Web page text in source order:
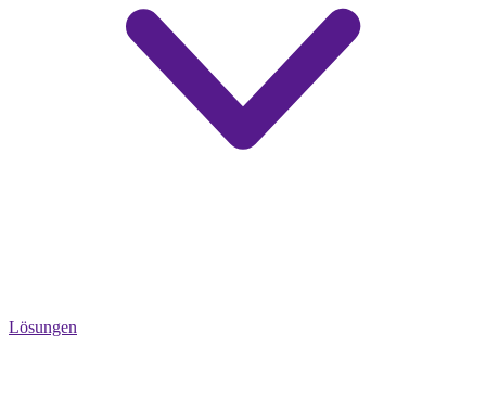
Lösungen